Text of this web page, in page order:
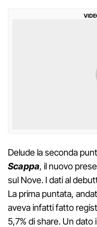
Delude la seconda
Scappa, il nuovo
sul Nove. I dati al
La prima puntata,
aveva infatti fatto
5,7% di share. Un